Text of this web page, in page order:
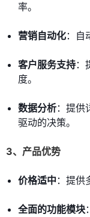
率。
营销自动化：自
客户服务支持：
度。
数据分析：提供
驱动的决策。
3、产品优势
价格适中 ：提供
全面的功能模块